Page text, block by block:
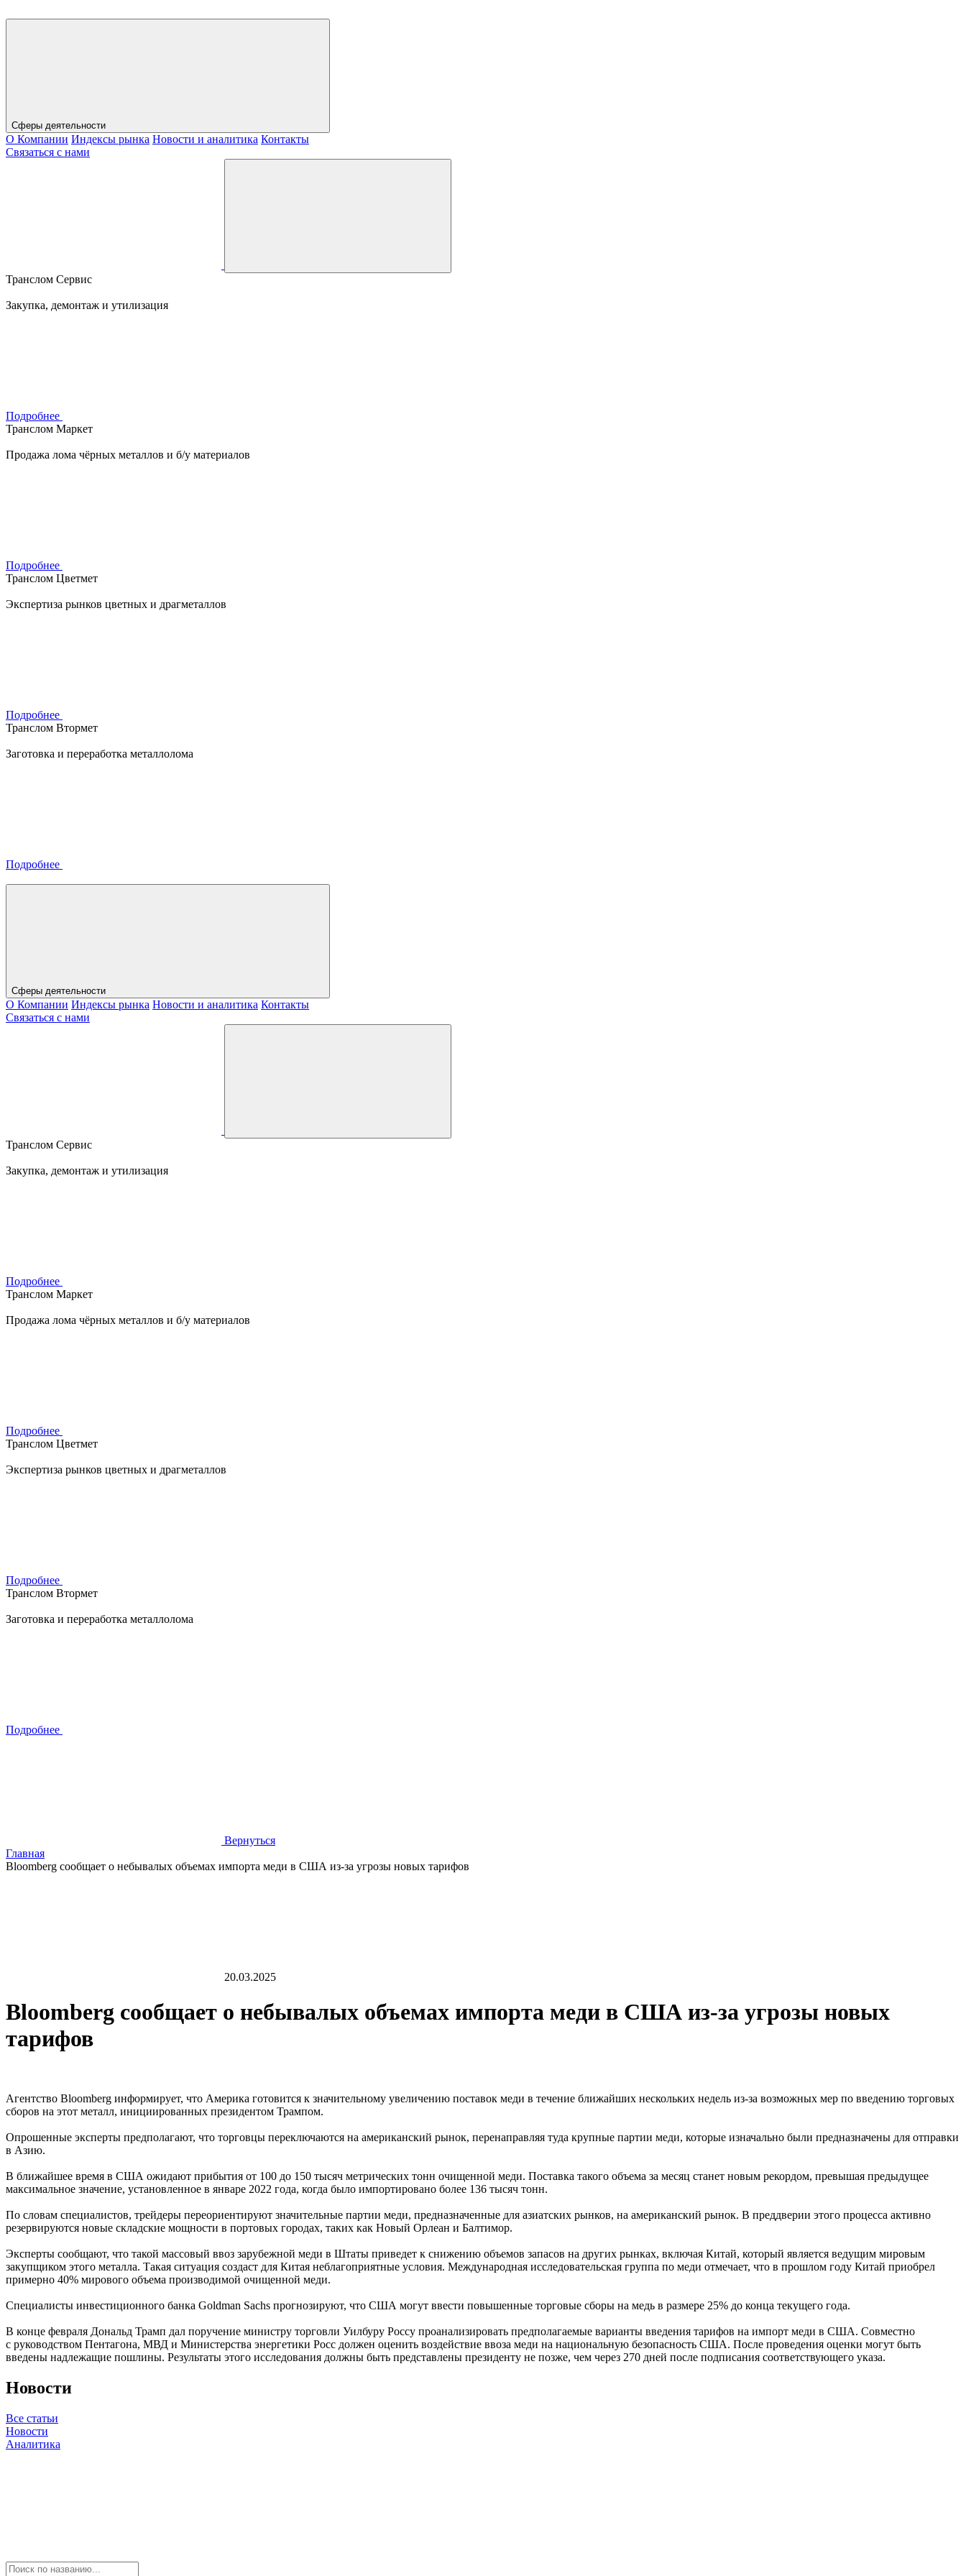
Сферы деятельности
О Компании Индексы рынка Новости и аналитика Контакты
Связаться с нами
Транслом Сервис
Закупка, демонтаж и утилизация
Подробнее
Транслом Маркет
Продажа лома чёрных металлов и б/у материалов
Подробнее
Транслом Цветмет
Экспертиза рынков цветных и драгметаллов
Подробнее
Транслом Втормет
Заготовка и переработка металлолома
Подробнее
Сферы деятельности
О Компании Индексы рынка Новости и аналитика Контакты
Связаться с нами
Транслом Сервис
Закупка, демонтаж и утилизация
Подробнее
Транслом Маркет
Продажа лома чёрных металлов и б/у материалов
Подробнее
Транслом Цветмет
Экспертиза рынков цветных и драгметаллов
Подробнее
Транслом Втормет
Заготовка и переработка металлолома
Подробнее
Вернуться
Главная
Bloomberg сообщает о небывалых объемах импорта меди в США из-за угрозы новых тарифов
20.03.2025
Bloomberg сообщает о небывалых объемах импорта меди в США из-за угрозы новых
тарифов
Агентство Bloomberg информирует, что Америка готовится к значительному увеличению поставок меди в течение ближайших нескольких недель из-за возможных мер по введению торговых
сборов на этот металл, инициированных президентом Трампом.
Опрошенные эксперты предполагают, что торговцы переключаются на американский рынок, перенаправляя туда крупные партии меди, которые изначально были предназначены для отправки
в Азию.
В ближайшее время в США ожидают прибытия от 100 до 150 тысяч метрических тонн очищенной меди. Поставка такого объема за месяц станет новым рекордом, превышая предыдущее
максимальное значение, установленное в январе 2022 года, когда было импортировано более 136 тысяч тонн.
По словам специалистов, трейдеры переориентируют значительные партии меди, предназначенные для азиатских рынков, на американский рынок. В преддверии этого процесса активно
резервируются новые складские мощности в портовых городах, таких как Новый Орлеан и Балтимор.
Эксперты сообщают, что такой массовый ввоз зарубежной меди в Штаты приведет к снижению объемов запасов на других рынках, включая Китай, который является ведущим мировым
закупщиком этого металла. Такая ситуация создаст для Китая неблагоприятные условия. Международная исследовательская группа по меди отмечает, что в прошлом году Китай приобрел
примерно 40% мирового объема производимой очищенной меди.
Специалисты инвестиционного банка Goldman Sachs прогнозируют, что США могут ввести повышенные торговые сборы на медь в размере 25% до конца текущего года.
В конце февраля Дональд Трамп дал поручение министру торговли Уилбуру Россу проанализировать предполагаемые варианты введения тарифов на импорт меди в США. Совместно
с руководством Пентагона, МВД и Министерства энергетики Росс должен оценить воздействие ввоза меди на национальную безопасность США. После проведения оценки могут быть
введены надлежащие пошлины. Результаты этого исследования должны быть представлены президенту не позже, чем через 270 дней после подписания соответствующего указа.
Новости
Все статьи
Новости
Аналитика